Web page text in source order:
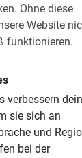
Ohne diese
Website
funktionieren.
verbessern
sie sich an
und
bei der
Guide
Möglichkeiten